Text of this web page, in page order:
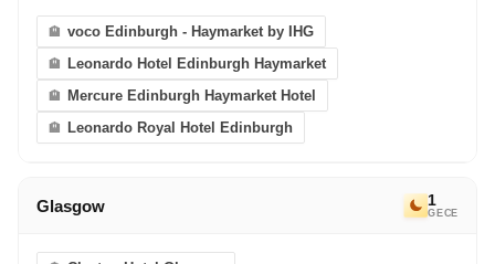
voco Edinburgh - Haymarket by IHG
Leonardo Hotel Edinburgh Haymarket
Mercure Edinburgh Haymarket Hotel
Leonardo Royal Hotel Edinburgh
Glasgow 1
GECE